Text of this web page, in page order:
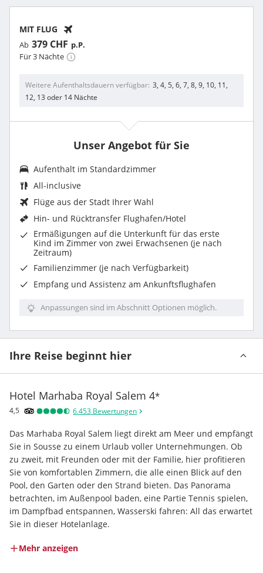
MIT FLUG
Ab 379 CHF p.P.
Für 3 Nächte
Weitere Aufenthaltsdauern verfügbar 3, 4, 5, 6, 7, 8, 9, 10, 11,
12, 13 oder 14 Nächte
Unser Angebot für Sie
Aufenthalt im Standardzimmer
All-inclusive
Flüge aus der Stadt Ihrer Wahl
Hin- und Rücktransfer Flughafen/Hotel
Ermäßigungen auf die Unterkunft für das erste
Kind im Zimmer von zwei Erwachsenen (je nach
Zeitraum)
Familienzimmer (je nach Verfügbarkeit)
Empfang und Assistenz am Ankunftsflughafen
Anpassungen sind im Abschnitt Optionen möglich.
Ihre Reise beginnt hier
Hotel Marhaba Royal Salem 4*
4,5 6.453 Bewertungen
Das Marhaba Royal Salem liegt direkt am Meer und empfängt
Sie in Sousse zu einem Urlaub voller Unternehmungen. Ob
zu zweit, mit Freunden oder mit der Familie, hier profitieren
Sie von komfortablen Zimmern, die alle einen Blick auf den
Pool, den Garten oder den Strand bieten. Das Panorama
betrachten, im Außenpool baden, eine Partie Tennis spielen,
im Dampfbad entspannen, Wasserski fahren: All das erwartet
Sie in dieser Hotelanlage.
Mehr anzeigen